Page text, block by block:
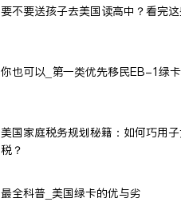
要不要送孩子去美国读高中？看完这
你也可以_第一类优先移民EB-1绿
美国家庭税务规划秘籍：如何巧用
税？
最全科普_美国绿卡的优与劣